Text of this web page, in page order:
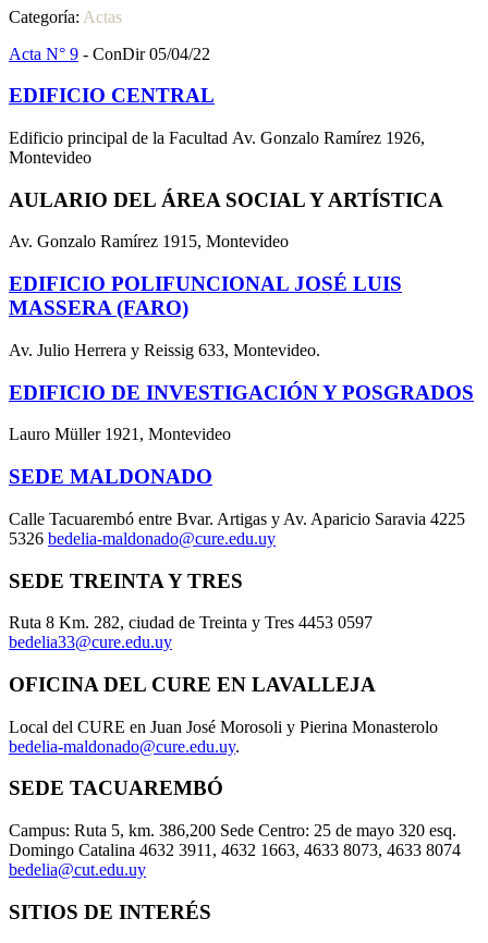
Categoría: Actas
Acta N° 9 - ConDir 05/04/22
EDIFICIO CENTRAL
Edificio principal de la Facultad Av. Gonzalo Ramírez 1926,
Montevideo
AULARIO DEL ÁREA SOCIAL Y ARTÍSTICA
Av. Gonzalo Ramírez 1915, Montevideo
EDIFICIO POLIFUNCIONAL JOSÉ LUIS
MASSERA (FARO)
Av. Julio Herrera y Reissig 633, Montevideo.
EDIFICIO DE INVESTIGACIÓN Y POSGRADOS
Lauro Müller 1921, Montevideo
SEDE MALDONADO
Calle Tacuarembó entre Bvar. Artigas y Av. Aparicio Saravia 4225
5326 bedelia-maldonado@cure.edu.uy
SEDE TREINTA Y TRES
Ruta 8 Km. 282, ciudad de Treinta y Tres 4453 0597
bedelia33@cure.edu.uy
OFICINA DEL CURE EN LAVALLEJA
Local del CURE en Juan José Morosoli y Pierina Monasterolo
bedelia-maldonado@cure.edu.uy.
SEDE TACUAREMBÓ
Campus: Ruta 5, km. 386,200 Sede Centro: 25 de mayo 320 esq.
Domingo Catalina 4632 3911, 4632 1663, 4633 8073, 4633 8074
bedelia@cut.edu.uy
SITIOS DE INTERÉS